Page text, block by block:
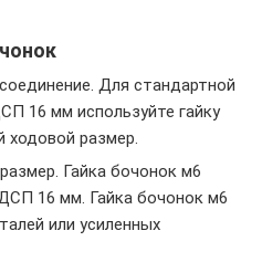
Для стандартной
16 мм используйте гайку
размер.
Гайка бочонок м6
16 мм. Гайка бочонок м6
или усиленных